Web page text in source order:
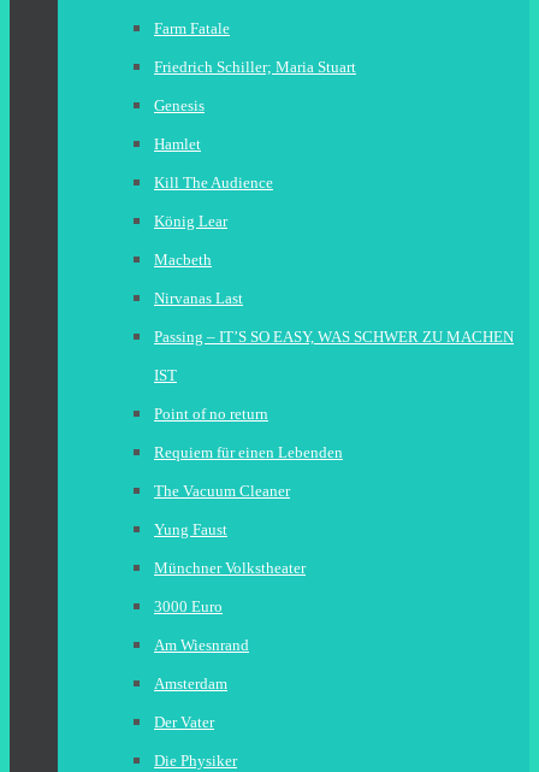
Farm Fatale
Friedrich Schiller; Maria Stuart
Genesis
Hamlet
Kill The Audience
König Lear
Macbeth
Nirvanas Last
Passing – IT’S SO EASY, WAS SCHWER ZU MACHEN
IST
Point of no return
Requiem für einen Lebenden
The Vacuum Cleaner
Yung Faust
Münchner Volkstheater
3000 Euro
Am Wiesnrand
Amsterdam
Der Vater
Die Physiker